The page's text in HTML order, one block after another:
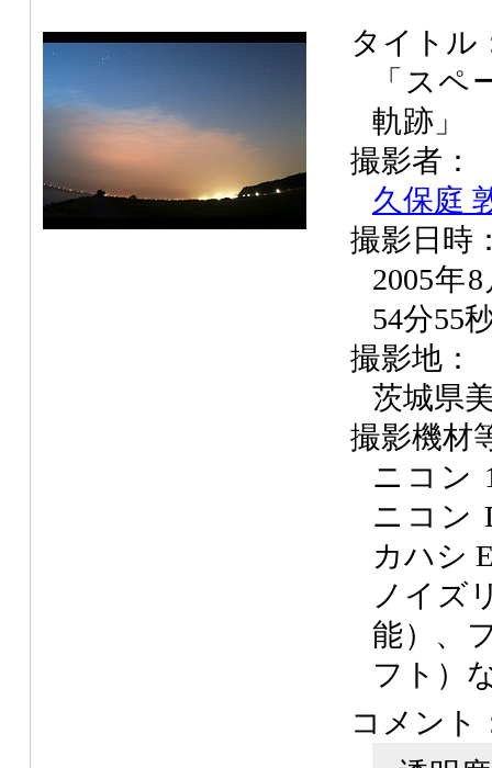
タイトル
「スペ
軌跡」
撮影者：
久保庭
撮影日時
2005年
54分55
撮影地：
茨城県
撮影機材
ニコン
ニコン
カハシ
ノイズ
能）、
フト）
コメント